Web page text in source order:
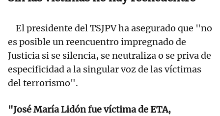
El presidente del TSJPV ha asegurado que "no
es posible un reencuentro impregnado de
Justicia si se silencia, se neutraliza o se priva de
especificidad a la singular voz de las víctimas
del terrorismo".
"José María Lidón fue víctima de ETA,